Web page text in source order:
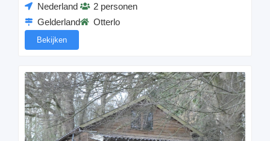
Nederland
Gelderland
2 personen
Otterlo
Bekijken